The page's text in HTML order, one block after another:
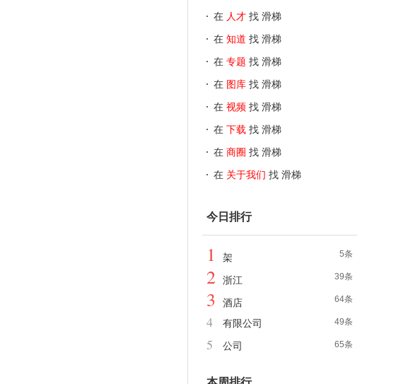
在 人才 找 滑梯
在 知道 找 滑梯
在 专题 找 滑梯
在 图库 找 滑梯
在 视频 找 滑梯
在 下载 找 滑梯
在 商圈 找 滑梯
在 关于我们 找 滑梯
今日排行
5条
1 架
39条
2 浙江
64条
3 酒店
49条
4 有限公司
65条
5 公司